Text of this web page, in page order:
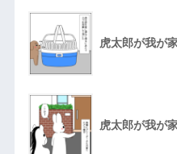
虎太郎が我が
虎太郎が我が